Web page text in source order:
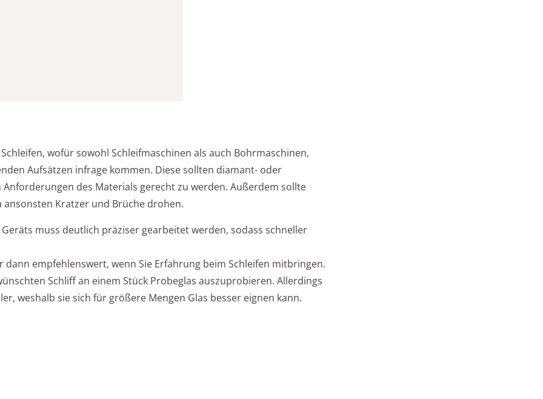
wofür sowohl Schleifmaschinen als auch Bohrmaschinen,
Aufsätzen infrage kommen. Diese sollten diamant- oder
des Materials gerecht zu werden. Außerdem sollte
Kratzer und Brüche drohen.
muss deutlich präziser gearbeitet werden, sodass schneller
dann empfehlenswert, wenn Sie Erfahrung beim Schleifen mitbringen.
Schliff an einem Stück Probeglas auszuprobieren. Allerdings
weshalb sie sich für größere Mengen Glas besser eignen kann.